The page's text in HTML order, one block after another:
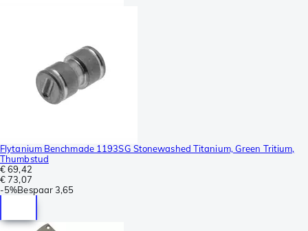
Flytanium Benchmade 1193SG Stonewashed Titanium, Green Tritium,
Thumbstud
€ 69,42
€ 73,07
-5%Bespaar3,65